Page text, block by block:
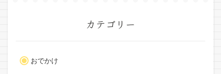
カテゴリー
おでかけ